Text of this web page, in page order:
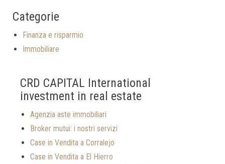
Categorie
Finanza e risparmio
Immobiliare
CRD CAPITAL International
investment in real estate
Agenzia aste immobiliari
Broker mutui: i nostri servizi
Case in Vendita a Corralejo
Case in Vendita a El Hierro